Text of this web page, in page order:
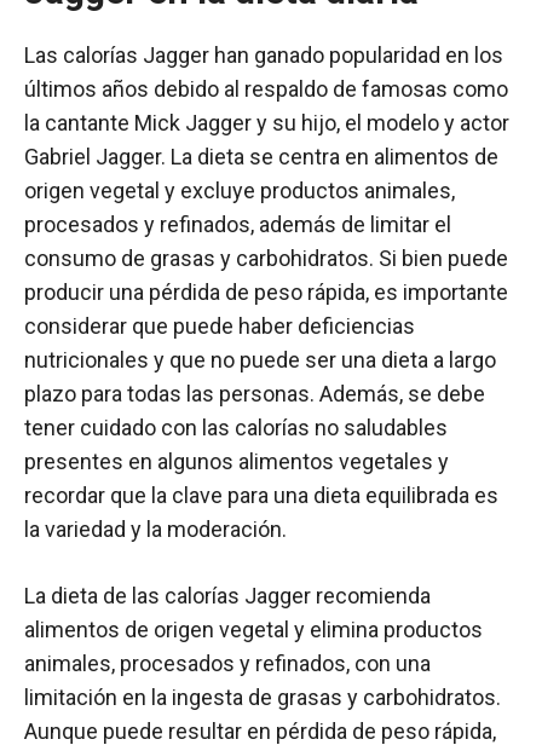
Las calorías Jagger han ganado popularidad en los
últimos años debido al respaldo de famosas como
la cantante Mick Jagger y su hijo, el modelo y actor
Gabriel Jagger. La dieta se centra en alimentos de
origen vegetal y excluye productos animales,
procesados y refinados, además de limitar el
consumo de grasas y carbohidratos. Si bien puede
producir una pérdida de peso rápida, es importante
considerar que puede haber deficiencias
nutricionales y que no puede ser una dieta a largo
plazo para todas las personas. Además, se debe
tener cuidado con las calorías no saludables
presentes en algunos alimentos vegetales y
recordar que la clave para una dieta equilibrada es
la variedad y la moderación.
La dieta de las calorías Jagger recomienda
alimentos de origen vegetal y elimina productos
animales, procesados y refinados, con una
limitación en la ingesta de grasas y carbohidratos.
Aunque puede resultar en pérdida de peso rápida,